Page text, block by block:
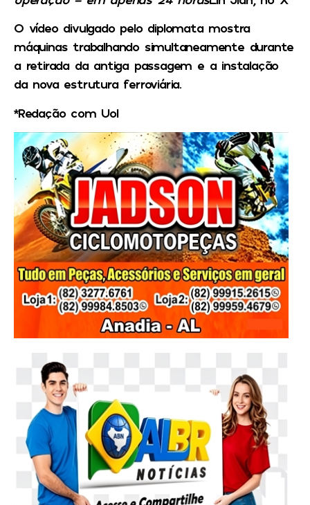
O vídeo divulgado pelo diplomata mostra
máquinas trabalhando simultaneamente durante
a retirada da antiga passagem e a instalação
da nova estrutura ferroviária.
*Redação com Uol